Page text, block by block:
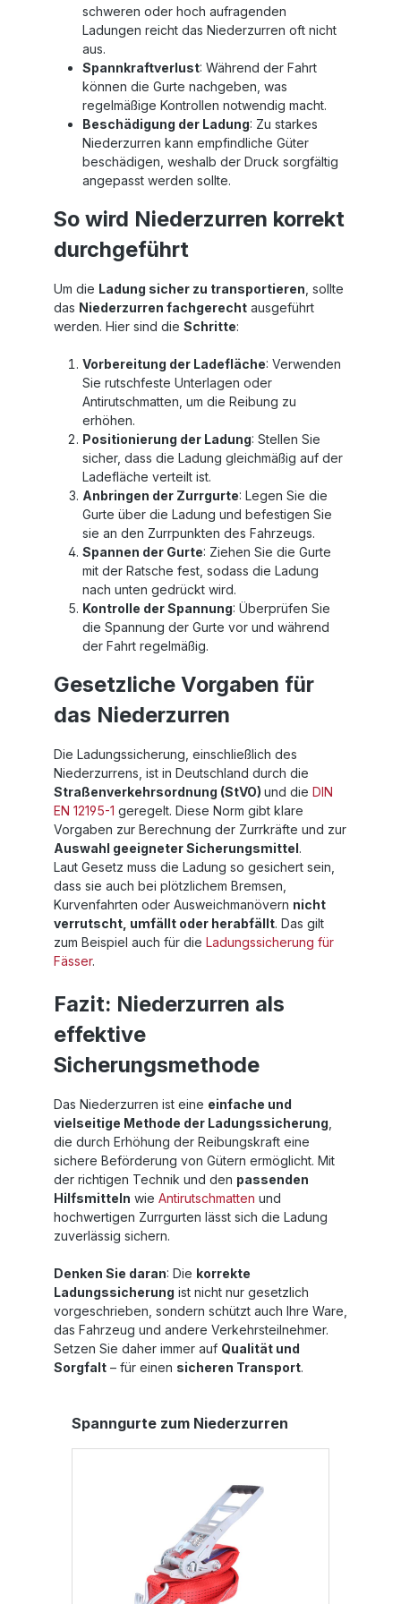
schweren oder hoch aufragenden
Ladungen reicht das Niederzurren oft nicht
aus.
Spannkraftverlust: Während der Fahrt
können die Gurte nachgeben, was
regelmäßige Kontrollen notwendig macht.
Beschädigung der Ladung: Zu starkes
Niederzurren kann empfindliche Güter
beschädigen, weshalb der Druck sorgfältig
angepasst werden sollte.
So wird Niederzurren korrekt
durchgeführt
Um die Ladung sicher zu transportieren , sollte
das Niederzurren fachgerecht ausgeführt
werden. Hier sind die Schritte:
Vorbereitung der Ladefläche: Verwenden
Sie rutschfeste Unterlagen oder
Antirutschmatten, um die Reibung zu
erhöhen.
Positionierung der Ladung: Stellen Sie
sicher, dass die Ladung gleichmäßig auf der
Ladefläche verteilt ist.
Anbringen der Zurrgurte: Legen Sie die
Gurte über die Ladung und befestigen Sie
sie an den Zurrpunkten des Fahrzeugs.
Spannen der Gurte: Ziehen Sie die Gurte
mit der Ratsche fest, sodass die Ladung
nach unten gedrückt wird.
Kontrolle der Spannung: Überprüfen Sie
die Spannung der Gurte vor und während
der Fahrt regelmäßig.
Gesetzliche Vorgaben für
das Niederzurren
Die Ladungssicherung, einschließlich des
Niederzurrens, ist in Deutschland durch die
Straßenverkehrsordnung (StVO) und die DIN
EN 12195-1 geregelt. Diese Norm gibt klare
Vorgaben zur Berechnung der Zurrkräfte und zur
Auswahl geeigneter Sicherungsmittel.
Laut Gesetz muss die Ladung so gesichert sein,
dass sie auch bei plötzlichem Bremsen,
Kurvenfahrten oder Ausweichmanövern nicht
verrutscht, umfällt oder herabfällt. Das gilt
zum Beispiel auch für die Ladungssicherung für
Fässer.
Fazit: Niederzurren als
effektive
Sicherungsmethode
Das Niederzurren ist eine einfache und
vielseitige Methode der Ladungssicherung
die durch Erhöhung der Reibungskraft eine
sichere Beförderung von Gütern ermöglicht. Mit
der richtigen Technik und den passenden
Hilfsmitteln wie Antirutschmatten und
hochwertigen Zurrgurten lässt sich die Ladung
zuverlässig sichern.
Denken Sie daran: Die korrekte
Ladungssicherung ist nicht nur gesetzlich
vorgeschrieben, sondern schützt auch Ihre Ware,
das Fahrzeug und andere Verkehrsteilnehmer.
Setzen Sie daher immer auf Qualität und
Sorgfalt – für einen sicheren Transport.
Produktgalerie überspringen
Spanngurte zum Niederzurren